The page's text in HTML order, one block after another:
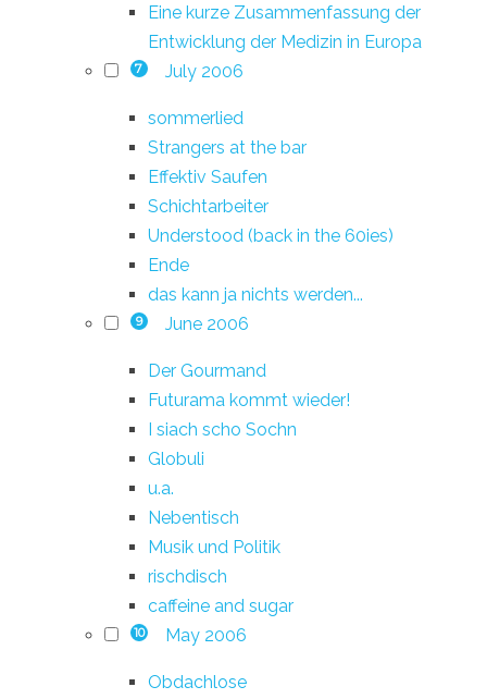
Eine kurze Zusammenfassung der
Entwicklung der Medizin in Europa
7 July 2006
sommerlied
Strangers at the bar
Effektiv Saufen
Schichtarbeiter
Understood (back in the 60ies)
Ende
das kann ja nichts werden...
9 June 2006
Der Gourmand
Futurama kommt wieder!
I siach scho Sochn
Globuli
u.a.
Nebentisch
Musik und Politik
rischdisch
caffeine and sugar
10 May 2006
Obdachlose